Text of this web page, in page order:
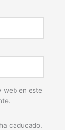
web en este
caducado.